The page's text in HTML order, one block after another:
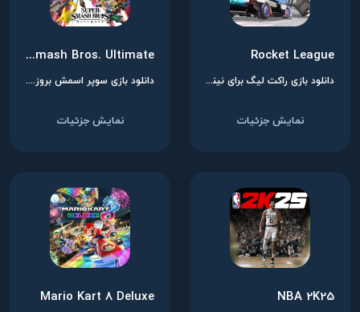
Rocket League
دانلود بازی راکت لیگ برای نینتندو سوییچ
نمایش جزئیات
Super Smash Bros. Ultimate
دانلود بازی سوپر اسمش بروز. آلتیمیت برای نینتندو سوییچ
نمایش جزئیات
NBA 2K25
Mario Kart 8 Deluxe